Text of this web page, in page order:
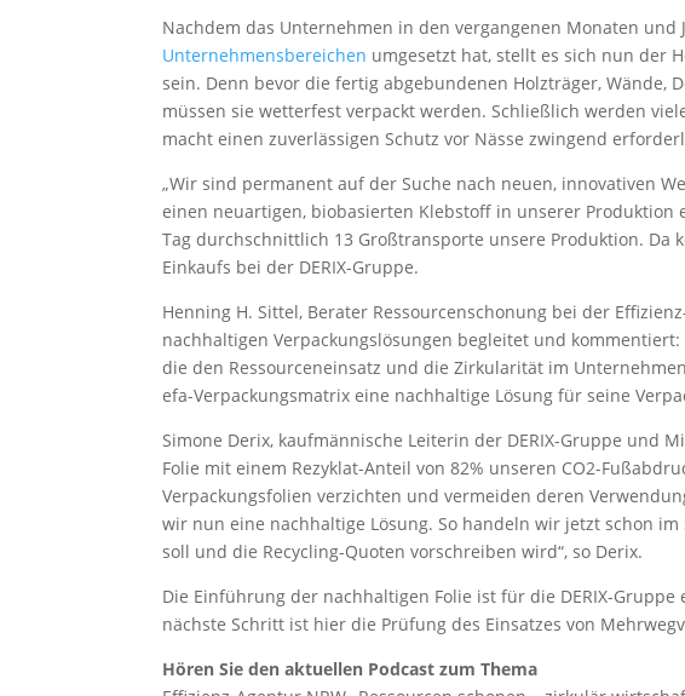
Nachdem das Unternehmen in den vergangenen Monaten und
Unternehmensbereichen umgesetzt hat, stellt es sich nun der
sein. Denn bevor die fertig abgebundenen Holzträger, Wände,
müssen sie wetterfest verpackt werden. Schließlich werden
macht einen zuverlässigen Schutz vor Nässe zwingend
„Wir sind permanent auf der Suche nach neuen, innovativen
einen neuartigen, biobasierten Klebstoff in unserer
Tag durchschnittlich 13 Großtransporte unsere Produktion. Da
Einkaufs bei der DERIX-Gruppe.
Henning H. Sittel, Berater Ressourcenschonung bei der
nachhaltigen Verpackungslösungen begleitet und
die den Ressourceneinsatz und die Zirkularität im
efa-Verpackungsmatrix eine nachhaltige Lösung für seine
Simone Derix, kaufmännische Leiterin der DERIX-Gruppe und
Folie mit einem Rezyklat-Anteil von 82% unseren CO2-
Verpackungsfolien verzichten und vermeiden deren
wir nun eine nachhaltige Lösung. So handeln wir jetzt schon
soll und die Recycling-Quoten vorschreiben wird“, so Derix.
Die Einführung der nachhaltigen Folie ist für die DERIX-
nächste Schritt ist hier die Prüfung des Einsatzes von
Hören Sie den aktuellen Podcast zum Thema